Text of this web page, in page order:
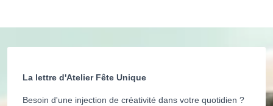
La lettre d'Atelier Fête Unique
Besoin d'une injection de créativité dans votre quotidien ?